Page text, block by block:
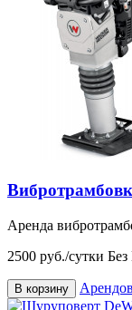
Аренда
2500 руб./сутки
В корзину